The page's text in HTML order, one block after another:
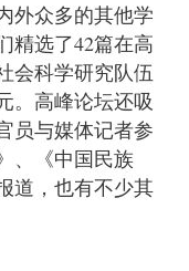
外众多的其他学
精选了42篇在高
会科学研究队伍
。高峰论坛还吸
员与媒体记者参
、《中国民族
道，也有不少其